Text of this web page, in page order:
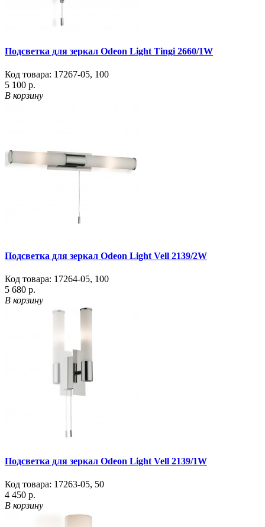
Подсветка для зеркал Odeon Light Tingi 2660/1W
Код товара: 17267-05, 100
5 100 р.
В корзину
Подсветка для зеркал Odeon Light Vell 2139/2W
Код товара: 17264-05, 100
5 680 р.
В корзину
Подсветка для зеркал Odeon Light Vell 2139/1W
Код товара: 17263-05, 50
4 450 р.
В корзину